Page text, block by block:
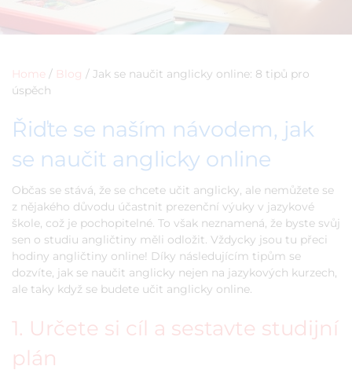
Home / Blog / Jak se naučit anglicky online: 8 tipů pro
úspěch
Řiďte se naším návodem, jak
se naučit anglicky online
Občas se stává, že se chcete učit anglicky, ale nemůžete se
z nějakého důvodu účastnit prezenční výuky v jazykové
škole, což je pochopitelné. To však neznamená, že byste svůj
sen o studiu angličtiny měli odložit. Vždycky jsou tu přeci
hodiny angličtiny online! Díky následujícím tipům se
dozvíte, jak se naučit anglicky nejen na jazykových kurzech,
ale taky když se budete učit anglicky online.
1. Určete si cíl a sestavte studijní
plán